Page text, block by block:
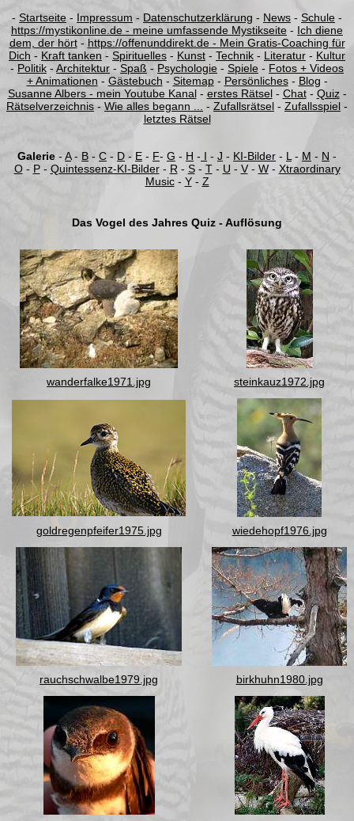
- Startseite - Impressum - Datenschutzerklärung - News - Schule -
https://mystikonline.de - meine umfassende Mystikseite - Ich diene
dem, der hört- https://offenunddirekt.de - Mein Gratis-Coaching für
Dich - Kraft tanken - Spirituelles - Kunst - Technik - Literatur - Kultur
- Politik - Architektur - Spaß - Psychologie - Spiele - Fotos + Videos
+ Animationen - Gästebuch - Sitemap- Persönliches- Blog -
Susanne Albers - mein Youtube Kanal- erstes Rätsel- Chat- Quiz-
Rätselverzeichnis - Wie alles begann ... - Zufallsrätsel - Zufallsspiel -
letztes Rätsel
Galerie - A- B - C - D - E - F- G - H - I - J - KI-Bilder - L - M - N -
O- P- Quintessenz-KI-Bilder- R - S- T- U - V- W- Xtraordinary
Music- Y- Z
Das Vogel des Jahres Quiz - Auflösung
wanderfalke1971.jpg steinkauz1972.jpg
goldregenpfeifer1975.jpg wiedehopf1976.jpg
rauchschwalbe1979.jpg birkhuhn1980.jpg